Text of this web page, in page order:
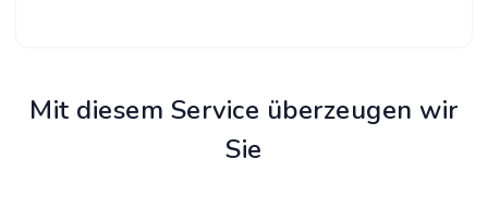
Mit diesem Service überzeugen wir
Sie